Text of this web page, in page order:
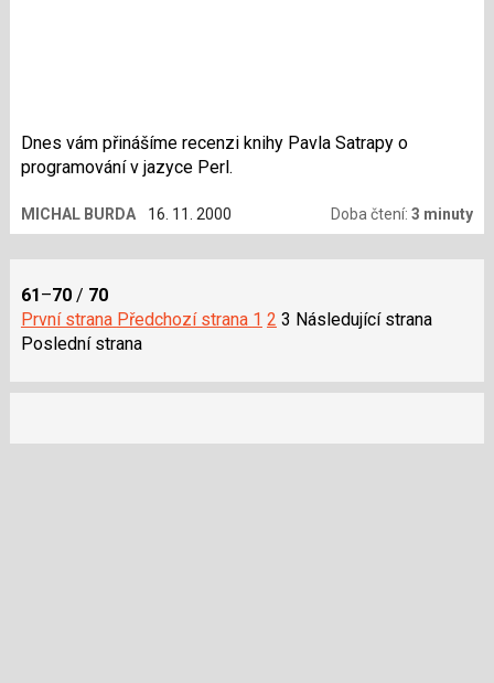
Dnes vám přinášíme recenzi knihy Pavla Satrapy o
programování v jazyce Perl.
MICHAL BURDA 16. 11. 2000 Doba čtení:3 minuty
61 –70/ 70
První strana Předchozí strana 1 2 3 Následující strana
Poslední strana